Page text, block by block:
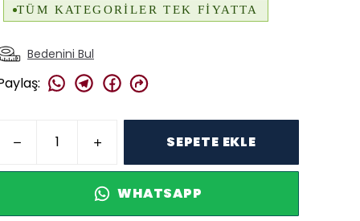
Bedenini Bul
:
SEPETE EKLE
WHATSAPP